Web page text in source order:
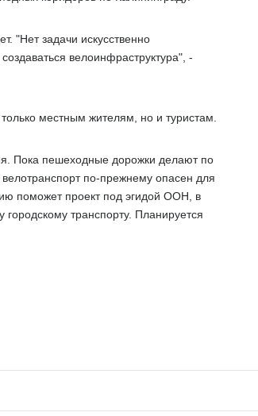
"Нет задачи искусственно
велоинфраструктура", -
местным жителям, но и туристам.
Пока пешеходные дорожки делают по
по-прежнему опасен для
поможет проект под эгидой ООН, в
городскому транспорту. Планируется